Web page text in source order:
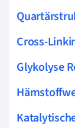
Cross-
Glykolyse